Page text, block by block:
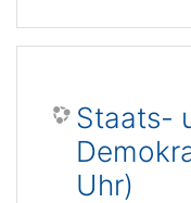
Staats-
Uhr)